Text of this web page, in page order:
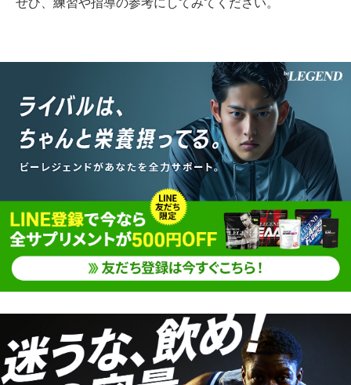
ぜひ、練習や指導の参考にしてみてください。